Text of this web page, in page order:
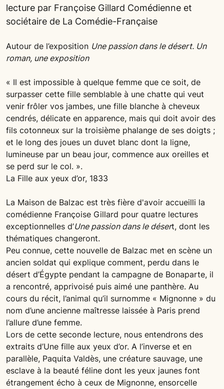
lecture par Françoise Gillard Comédienne et
sociétaire de La Comédie-Française
Autour de l’exposition Une passion dans le désert. Un
roman, une exposition
« Il est impossible à quelque femme que ce soit, de
surpasser cette fille semblable à une chatte qui veut
venir frôler vos jambes, une fille blanche à cheveux
cendrés, délicate en apparence, mais qui doit avoir des
fils cotonneux sur la troisième phalange de ses doigts ;
et le long des joues un duvet blanc dont la ligne,
lumineuse par un beau jour, commence aux oreilles et
se perd sur le col. ».
La Fille aux yeux d’or, 1833
La Maison de Balzac est très fière d'avoir accueilli la
comédienne Françoise Gillard pour quatre lectures
exceptionnelles d’Une passion dans le désert, dont les
thématiques changeront.
Peu connue, cette nouvelle de Balzac met en scène un
ancien soldat qui explique comment, perdu dans le
désert d’Égypte pendant la campagne de Bonaparte, il
a rencontré, apprivoisé puis aimé une panthère. Au
cours du récit, l’animal qu’il surnomme « Mignonne » du
nom d’une ancienne maîtresse laissée à Paris prend
l’allure d’une femme.
Lors de cette seconde lecture, nous entendrons des
extraits d’Une fille aux yeux d’or. A l’inverse et en
parallèle, Paquita Valdès, une créature sauvage, une
esclave à la beauté féline dont les yeux jaunes font
étrangement écho à ceux de Mignonne, ensorcelle